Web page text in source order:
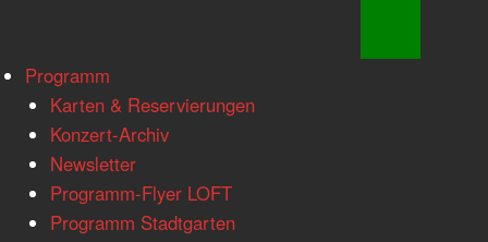
www.loftkoeln.de
navigation
Skip
content
Programm
Karten & Reservierungen
Konzert-Archiv
Newsletter
Programm-Flyer LOFT
Programm Stadtgarten